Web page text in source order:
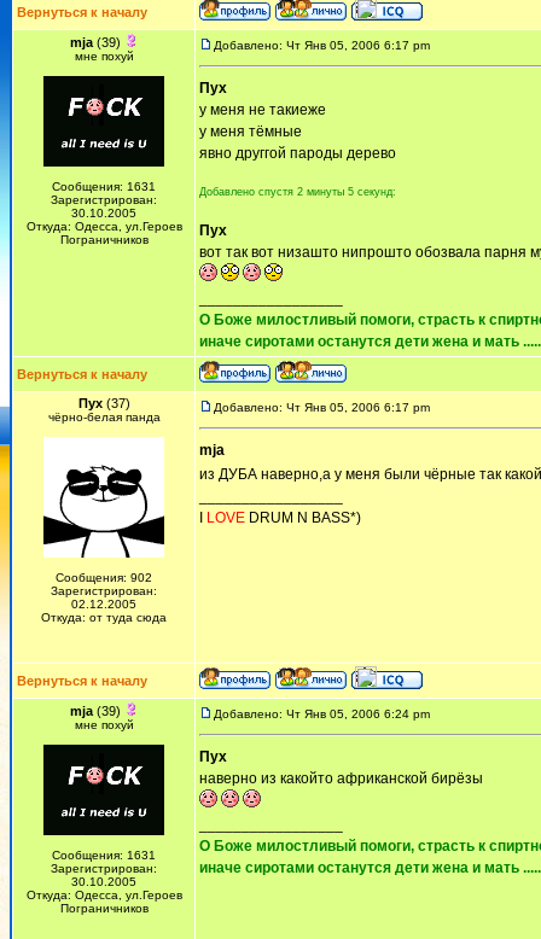
Вернуться к началу
mja (39)
мне похуй
Сообщения: 1631
Зарегистрирован:
30.10.2005
Откуда: Одесса, ул.Героев
Пограничников
Добавлено: Чт Янв 05, 2006 6:17 pm
Пух
у меня не такиеже
у меня тёмные
явно друггой пароды дерево
Добавлено спустя 2 минуты 5 секунд:
Пух
вот так вот низашто нипрошто обозвала парня
О Боже милостливый помоги, страсть к
иначе сиротами останутся дети жена и мать
Вернуться к началу
Пух(37)
чёрно-белая панда
Сообщения: 902
Зарегистрирован:
02.12.2005
Откуда: от туда сюда
Добавлено: Чт Янв 05, 2006 6:17 pm
mja
из ДУБА наверно,а у меня были чёрные так
LOVE DRUM N BASS*)
Вернуться к началу
mja (39)
мне похуй
Сообщения: 1631
Зарегистрирован:
30.10.2005
Откуда: Одесса, ул.Героев
Пограничников
Добавлено: Чт Янв 05, 2006 6:24 pm
Пух
наверно из какойто африканской бирёзы
О Боже милостливый помоги, страсть к
иначе сиротами останутся дети жена и мать